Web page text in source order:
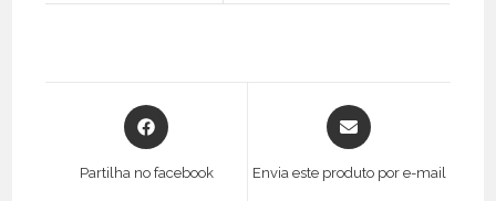
Opens
in
Partilha no facebook
Opens
in
Envia este produto por e-mail